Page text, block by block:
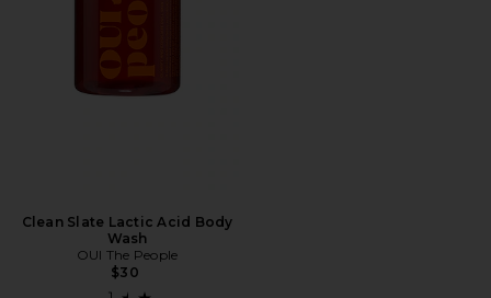
Clean Slate Lactic Acid Body
Wash
OUI The People
$30